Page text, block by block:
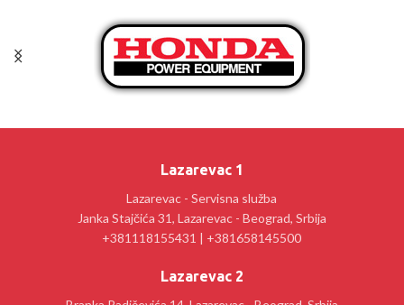
Lazarevac 1
Lazarevac - Servisna služba
Janka Stajčića 31, Lazarevac - Beograd, Srbija
+381118155431 | +381658145500
Lazarevac 2